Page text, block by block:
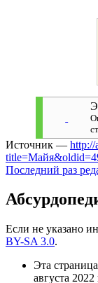
Источник — http://
Последний раз
Если не указано
BY-SA 3.0.
Эта
августа